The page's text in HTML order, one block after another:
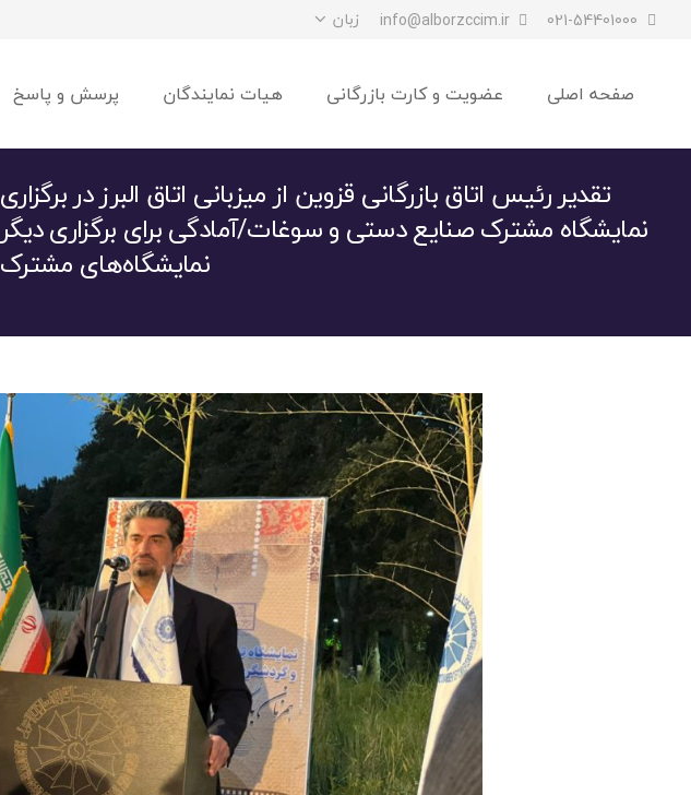
021-54401000
info@alborzccim.ir زبان
صفحه اصلی عضویت و کارت بازرگانی هیات نمایندگان پرسش و پاسخ
تقدیر رئیس اتاق بازرگانی قزوین از میزبانی اتاق البرز در برگزاری
نمایشگاه مشترک صنایع دستی و سوغات/آمادگی برای برگزاری دیگر
نمایشگاه‌های مشترک